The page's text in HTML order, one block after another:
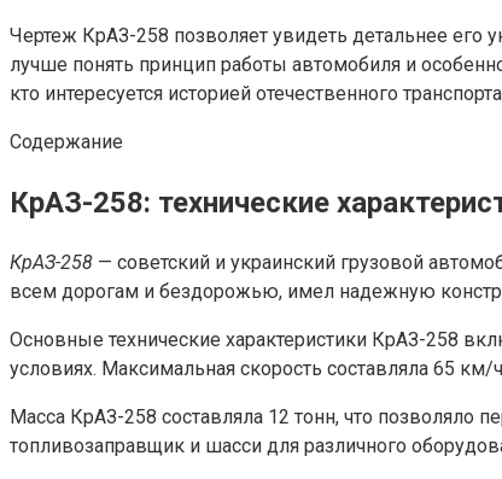
Чертеж КрАЗ-258 позволяет увидеть детальнее его
лучше понять принцип работы автомобиля и
кто интересуется историей отечественного
Содержание
КрАЗ-258: технические
КрАЗ-258 — советский и украинский грузовой
всем дорогам и бездорожью, имел надежную
Основные технические характеристики КрАЗ-258
условиях. Максимальная скорость составляла 65 км/
Масса КрАЗ-258 составляла 12 тонн, что позволяло
топливозаправщик и шасси для различного